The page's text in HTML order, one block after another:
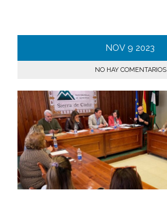
NOV 9 2023
NO HAY COMENTARIOS